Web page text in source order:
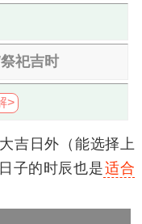
祀吉时
>
吉日外（能选择上
子的时辰也是适合